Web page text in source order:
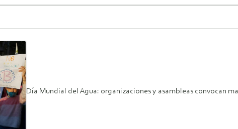
Día Mundial del Agua: organizaciones y asambleas convocan